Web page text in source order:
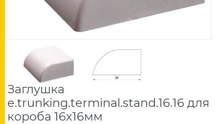
Заглушка
e.trunking.terminal.stand.16.16 для
короба 16х16мм